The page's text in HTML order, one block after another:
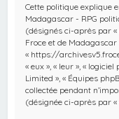
Cette politique explique
Madagascar - RPG
(désignés ci-après par «
Froce et de Madagascar
« https://
« eux », « leur », «
Limited », « Équipes
collectée pendant
(désignée ci-après par «